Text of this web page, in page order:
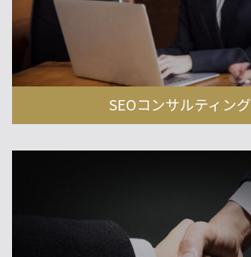
SEOコンサルティング